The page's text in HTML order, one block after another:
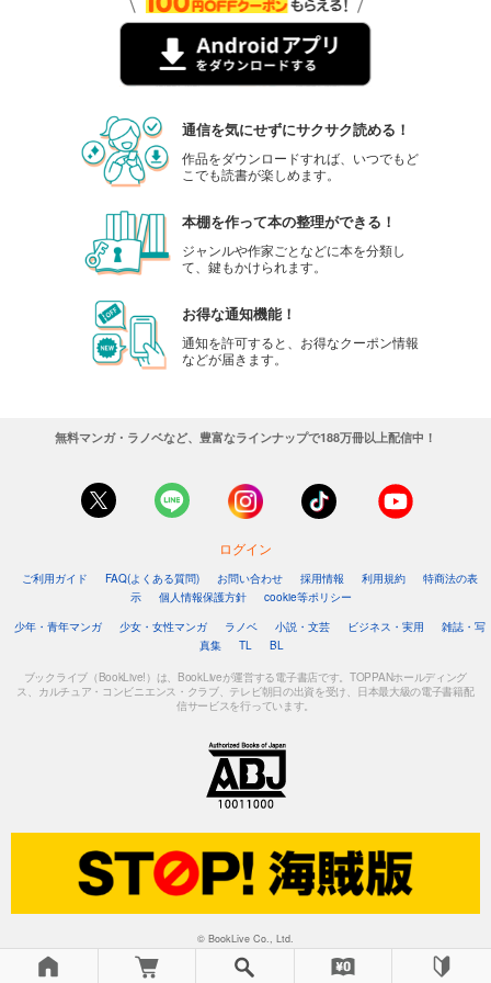
通信を気にせずにサクサク読める！
作品をダウンロードすれば、いつでもど
こでも読書が楽しめます。
本棚を作って本の整理ができる！
ジャンルや作家ごとなどに本を分類し
て、鍵もかけられます。
お得な通知機能！
通知を許可すると、お得なクーポン情報
などが届きます。
無料マンガ・ラノベなど、豊富なラインナップで188万冊以上配信中！
ログイン
ご利用ガイド FAQ(よくある質問) お問い合わせ 採用情報 利用規約
特商法の表
示
個人情報保護方針
cookie等ポリシー
少年・青年マンガ
少女・女性マンガ ラノベ 小説・文芸 ビジネス・実用
雑誌・写
真集
TL BL
ブックライブ（BookLive!）は、BookLiveが運営する電子書店です。TOPPANホールディング
ス、カルチュア・コンビニエンス・クラブ、テレビ朝日の出資を受け、日本最大級の電子書籍配
信サービスを行っています。
© BookLive Co., Ltd.